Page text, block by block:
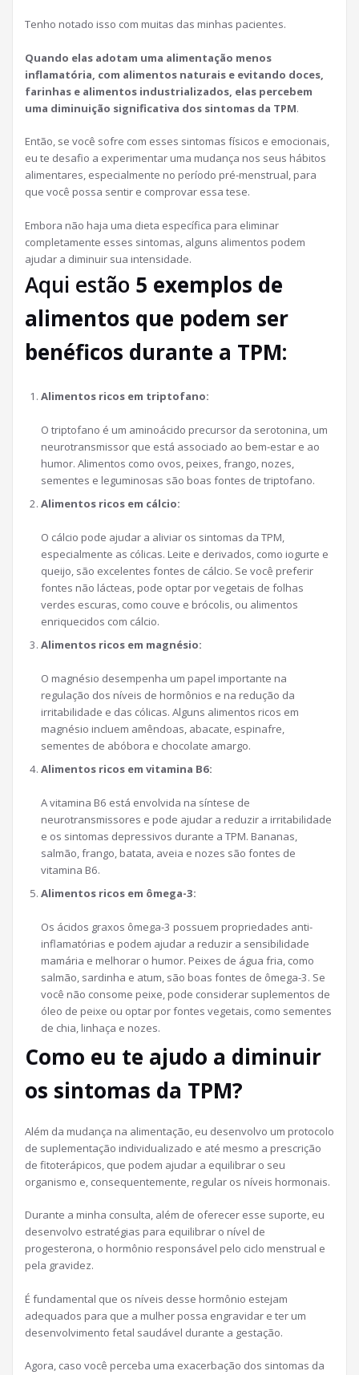
Tenho notado isso com muitas das minhas pacientes.
Quando elas adotam uma alimentação menos
inflamatória, com alimentos naturais e evitando doces,
farinhas e alimentos industrializados, elas percebem
uma diminuição significativa dos sintomas da TPM.
Então, se você sofre com esses sintomas físicos e emocionais,
eu te desafio a experimentar uma mudança nos seus hábitos
alimentares, especialmente no período pré-menstrual, para
que você possa sentir e comprovar essa tese.
Embora não haja uma dieta específica para eliminar
completamente esses sintomas, alguns alimentos podem
ajudar a diminuir sua intensidade.
Aqui estão 5 exemplos de
alimentos que podem ser
benéficos durante a TPM:
Alimentos ricos em triptofano:
O triptofano é um aminoácido precursor da serotonina, um
neurotransmissor que está associado ao bem-estar e ao
humor. Alimentos como ovos, peixes, frango, nozes,
sementes e leguminosas são boas fontes de triptofano.
Alimentos ricos em cálcio:
O cálcio pode ajudar a aliviar os sintomas da TPM,
especialmente as cólicas. Leite e derivados, como iogurte e
queijo, são excelentes fontes de cálcio. Se você preferir
fontes não lácteas, pode optar por vegetais de folhas
verdes escuras, como couve e brócolis, ou alimentos
enriquecidos com cálcio.
Alimentos ricos em magnésio:
O magnésio desempenha um papel importante na
regulação dos níveis de hormônios e na redução da
irritabilidade e das cólicas. Alguns alimentos ricos em
magnésio incluem amêndoas, abacate, espinafre,
sementes de abóbora e chocolate amargo.
Alimentos ricos em vitamina B6:
A vitamina B6 está envolvida na síntese de
neurotransmissores e pode ajudar a reduzir a irritabilidade
e os sintomas depressivos durante a TPM. Bananas,
salmão, frango, batata, aveia e nozes são fontes de
vitamina B6.
Alimentos ricos em ômega-3:
Os ácidos graxos ômega-3 possuem propriedades anti-
inflamatórias e podem ajudar a reduzir a sensibilidade
mamária e melhorar o humor. Peixes de água fria, como
salmão, sardinha e atum, são boas fontes de ômega-3. Se
você não consome peixe, pode considerar suplementos de
óleo de peixe ou optar por fontes vegetais, como sementes
de chia, linhaça e nozes.
Como eu te ajudo a diminuir
os sintomas da TPM?
Além da mudança na alimentação, eu desenvolvo um protocolo
de suplementação individualizado e até mesmo a prescrição
de fitoterápicos, que podem ajudar a equilibrar o seu
organismo e, consequentemente, regular os níveis hormonais.
Durante a minha consulta, além de oferecer esse suporte, eu
desenvolvo estratégias para equilibrar o nível de
progesterona, o hormônio responsável pelo ciclo menstrual e
pela gravidez.
É fundamental que os níveis desse hormônio estejam
adequados para que a mulher possa engravidar e ter um
desenvolvimento fetal saudável durante a gestação.
Agora, caso você perceba uma exacerbação dos sintomas da